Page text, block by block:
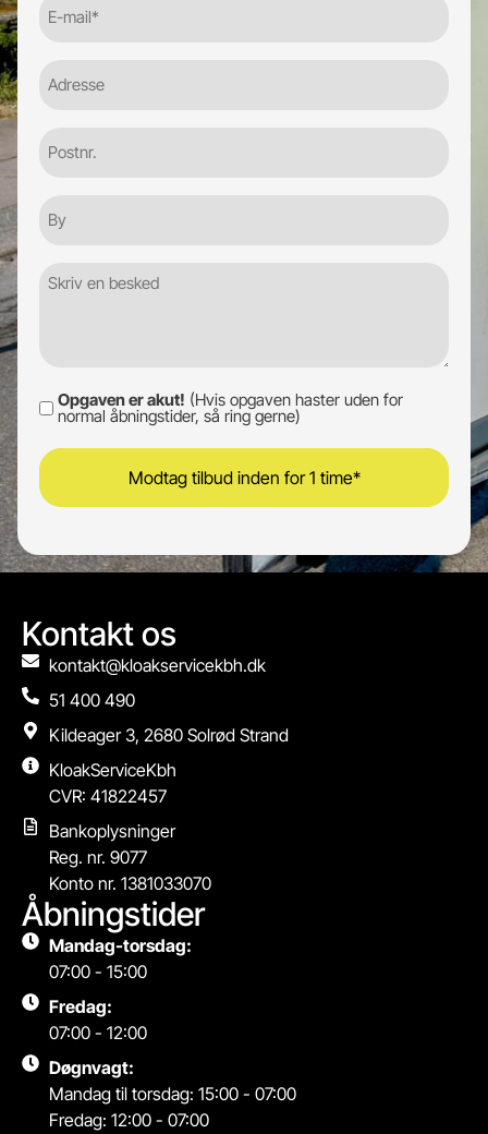
mail
Besked
Opgaven
akut!
Opgaven er akut! (Hvis opgaven haster uden for
normal åbningstider, så ring gerne)
Kontakt os
kontakt@kloakservicekbh.dk
51 400 490
Kildeager 3, 2680 Solrød Strand
KloakServiceKbh
CVR: 41822457
Bankoplysninger
Reg. nr. 9077
Konto nr. 1381033070
Åbningstider
Mandag-torsdag:
07:00 - 15:00
Fredag:
07:00 - 12:00
Døgnvagt:
Mandag til torsdag: 15:00 - 07:00
Fredag: 12:00 - 07:00